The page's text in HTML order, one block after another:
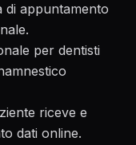
di appuntamento
per dentisti
riceve e
dati online.